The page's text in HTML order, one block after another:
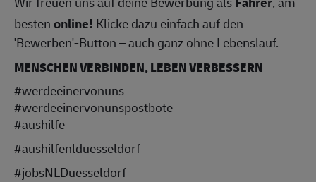
bestenonline! Klicke dazu einfach auf den
'Bewerben'-Button – auch ganz ohne Lebenslauf.
MENSCHEN VERBINDEN, LEBEN VERBESSERN
#werdeeinervonuns
#werdeeinervonunspostbote
#aushilfe
#aushilfenlduesseldorf
#jobsNLDuesseldorf